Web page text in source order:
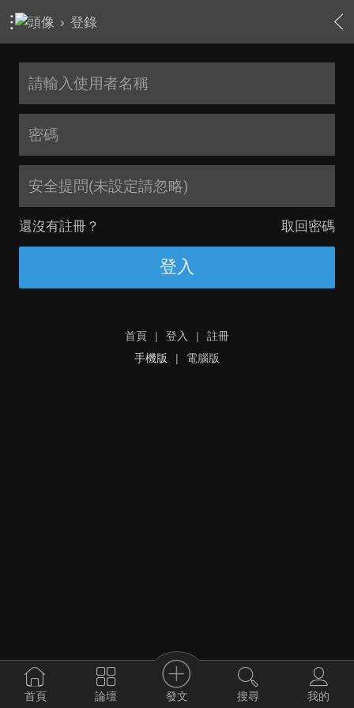
› 登錄
安全提問(未設定請忽略)
還沒有註冊？ 取回密碼
登入
首頁 | 登入 |
註冊
手機版
| 電腦版
首頁 論壇 發文 搜尋 我的